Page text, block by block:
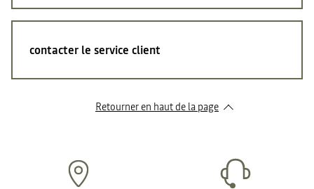
contacter le service client
Retourner en haut de la page